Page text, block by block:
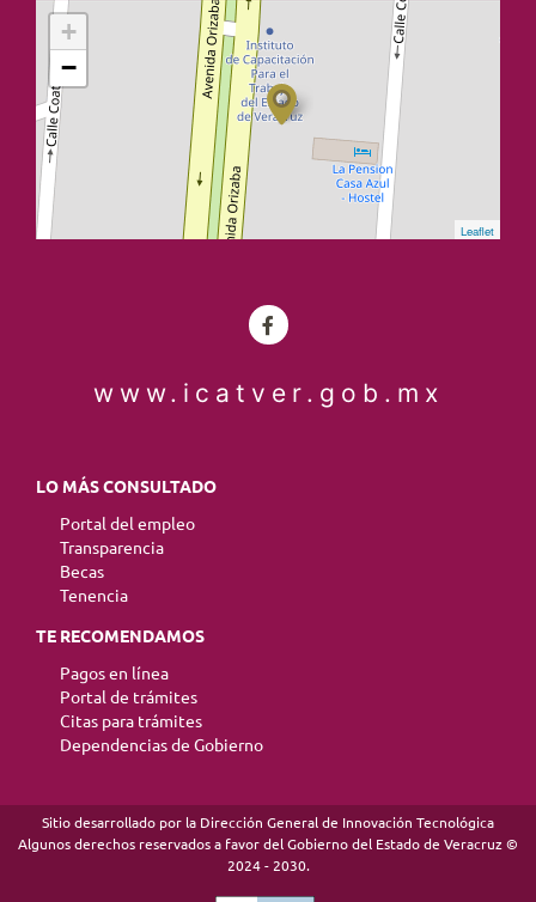
+
−
Leaflet
www.icatver.gob.mx
LO MÁS CONSULTADO
Portal del empleo
Transparencia
Becas
Tenencia
TE RECOMENDAMOS
Pagos en línea
Portal de trámites
Citas para trámites
Dependencias de Gobierno
Sitio desarrollado por la Dirección General de Innovación Tecnológica
Algunos derechos reservados a favor del Gobierno del Estado de Veracruz ©
2024 - 2030.